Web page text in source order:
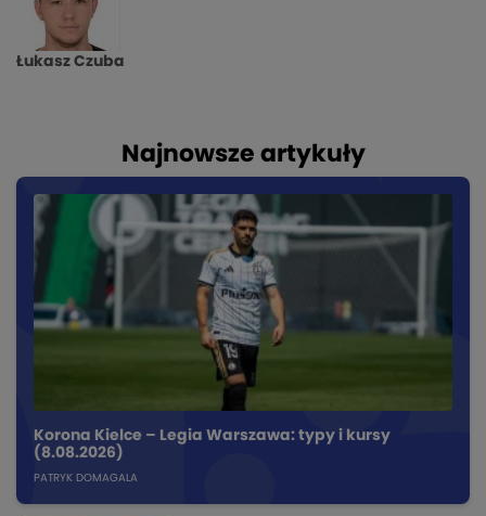
Łukasz Czuba
Najnowsze artykuły
Korona Kielce – Legia Warszawa: typy i kursy
(8.08.2026)
PATRYK DOMAGALA